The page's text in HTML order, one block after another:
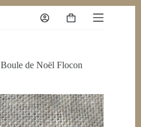
Boule de Noël Flocon